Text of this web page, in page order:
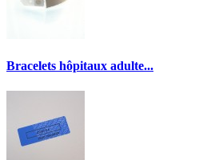
Bracelets hôpitaux adulte...